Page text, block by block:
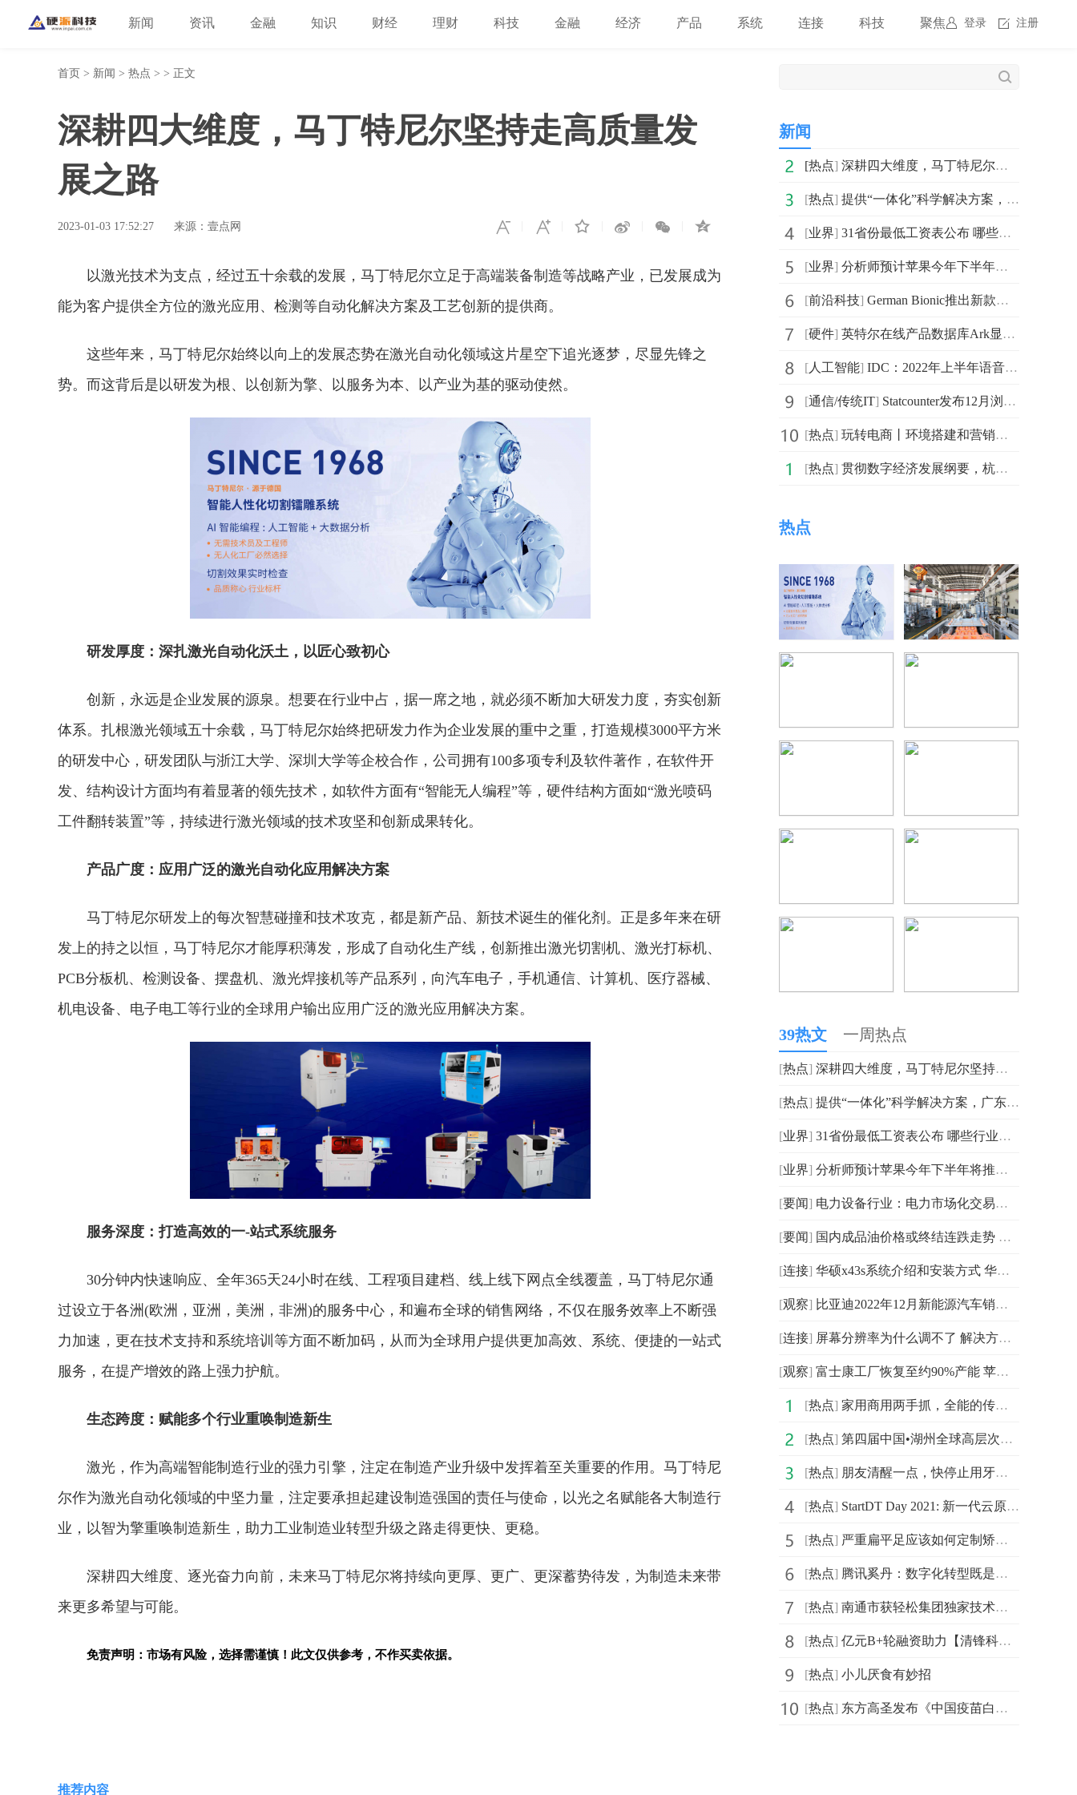
登录 注册
新闻 资讯 金融 知识 财经 理财 科技 金融 经济 产品 系统 连接 科技 聚焦
首页 > 新闻 > 热点 > > 正文
深耕四大维度，马丁特尼尔坚持走高质量发
展之路
2023-01-03 17:52:27 来源：壹点网
以激光技术为支点，经过五十余载的发展，马丁特尼尔立足于高端装备制造等战略产业，已发展成为
能为客户提供全方位的激光应用、检测等自动化解决方案及工艺创新的提供商。
这些年来，马丁特尼尔始终以向上的发展态势在激光自动化领域这片星空下追光逐梦，尽显先锋之
势。而这背后是以研发为根、以创新为擎、以服务为本、以产业为基的驱动使然。
研发厚度：深扎激光自动化沃土，以匠心致初心
创新，永远是企业发展的源泉。想要在行业中占，据一席之地，就必须不断加大研发力度，夯实创新
体系。扎根激光领域五十余载，马丁特尼尔始终把研发力作为企业发展的重中之重，打造规模3000平方米
的研发中心，研发团队与浙江大学、深圳大学等企校合作，公司拥有100多项专利及软件著作，在软件开
发、结构设计方面均有着显著的领先技术，如软件方面有“智能无人编程”等，硬件结构方面如“激光喷码
工件翻转装置”等，持续进行激光领域的技术攻坚和创新成果转化。
产品广度：应用广泛的激光自动化应用解决方案
马丁特尼尔研发上的每次智慧碰撞和技术攻克，都是新产品、新技术诞生的催化剂。正是多年来在研
发上的持之以恒，马丁特尼尔才能厚积薄发，形成了自动化生产线，创新推出激光切割机、激光打标机、
PCB分板机、检测设备、摆盘机、激光焊接机等产品系列，向汽车电子，手机通信、计算机、医疗器械、
机电设备、电子电工等行业的全球用户输出应用广泛的激光应用解决方案。
服务深度：打造高效的一-站式系统服务
30分钟内快速响应、全年365天24小时在线、工程项目建档、线上线下网点全线覆盖，马丁特尼尔通
过设立于各洲(欧洲，亚洲，美洲，非洲)的服务中心，和遍布全球的销售网络，不仅在服务效率上不断强
力加速，更在技术支持和系统培训等方面不断加码，从而为全球用户提供更加高效、系统、便捷的一站式
服务，在提产增效的路上强力护航。
生态跨度：赋能多个行业重唤制造新生
激光，作为高端智能制造行业的强力引擎，注定在制造产业升级中发挥着至关重要的作用。马丁特尼
尔作为激光自动化领域的中坚力量，注定要承担起建设制造强国的责任与使命，以光之名赋能各大制造行
业，以智为擎重唤制造新生，助力工业制造业转型升级之路走得更快、更稳。
深耕四大维度、逐光奋力向前，未来马丁特尼尔将持续向更厚、更广、更深蓄势待发，为制造未来带
来更多希望与可能。
免责声明：市场有风险，选择需谨慎！此文仅供参考，不作买卖依据。
推荐内容
新闻
[热点] 深耕四大维度，马丁特尼尔坚持走高质量发展之路
[热点] 提供“一体化”科学解决方案，广东联升不断增强市场影响
[业界] 31省份最低工资表公布 哪些行业工资高
[业界] 分析师预计苹果今年下半年将推出的iPhone 15 Pro系列
[前沿科技] German Bionic推出新款外骨骼装备Apogee 提供主动行走
[硬件] 英特尔在线产品数据库Ark显示其第12代酷睿Alder Lake处
[ 人工智能] IDC：2022年上半年语音语义市场规模达到10.54亿美元
[通信/传统IT] Statcounter发布12月浏览器份额榜 谷歌Chrome浏览器依然稳居第一
[热点] 玩转电商丨环境搭建和营销必用的强大工具亮数据Bright Data
[热点] 贯彻数字经济发展纲要，杭数交成经济发展新引擎
热点
39热文 一周热点
[热点] 深耕四大维度，马丁特尼尔坚持走高质量发展之路
[热点] 提供“一体化”科学解决方案，广东联升不断增强市场影响
[业界] 31省份最低工资表公布 哪些行业工资高
[业界] 分析师预计苹果今年下半年将推出的iPhone 15 Pro系列
[要闻] 电力设备行业：电力市场化交易比例提升
[要闻] 国内成品油价格或终结连跌走势 或迎来2023年首次上调
[连接] 华硕x43s系统介绍和安装方式 华硕x43s电脑的操作系统有
[观察] 比亚迪2022年12月新能源汽车销量235197辆 上年同期93945辆
[连接] 屏幕分辨率为什么调不了 解决方法有哪些:世界热资讯
[观察] 富士康工厂恢复至约90%产能 苹果iPhone 14和iPhone 14
[热点] 家用商用两手抓，全能的传祺M6 PRO实在太香
[热点] 第四届中国•湖州全球高层次人才创新创业大赛北京城市赛
[热点] 朋友清醒一点，快停止用牙开瓶盖的迷惑行为
[热点] StartDT Day 2021: 新一代云原生数据中台仰世而来
[热点] 严重扁平足应该如何定制矫正鞋
[热点] 腾讯奚丹：数字化转型既是持久战更是攻坚战
[热点] 南通市获轻松集团独家技术支持，年度民心工程医保南通保
[热点] 亿元B+轮融资助力【清锋科技】拓展齿科、医疗、消费等市场
[热点] 小儿厌食有妙招
[热点] 东方高圣发布《中国疫苗白皮书》， “疫苗投行”苏州启航